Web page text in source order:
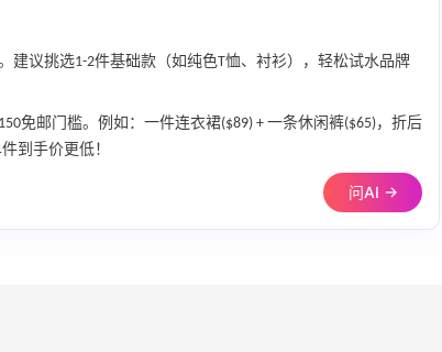
建议挑选1-2件基础款（如纯色T恤、衬衫），轻松试水品牌
免邮门槛。例如：一件连衣裙($89) + 一条休闲裤($65)，折后
到手价更低！
问AI →